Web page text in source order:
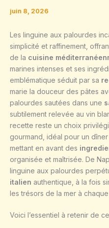
juin 8, 2026
Les linguine aux palourdes
simplicité et raffinement,
de la cuisine
marines intenses et ses
emblématique séduit par sa
marie la douceur des pâtes
palourdes sautées dans une
subtilement relevée au vin
recette reste un choix
gourmand, idéal pour un
mettant en avant des
organisée et maîtrisée. De
linguine aux palourdes
italien authentique, à la fois
les trésors de la mer à
Voici l’essentiel à retenir de